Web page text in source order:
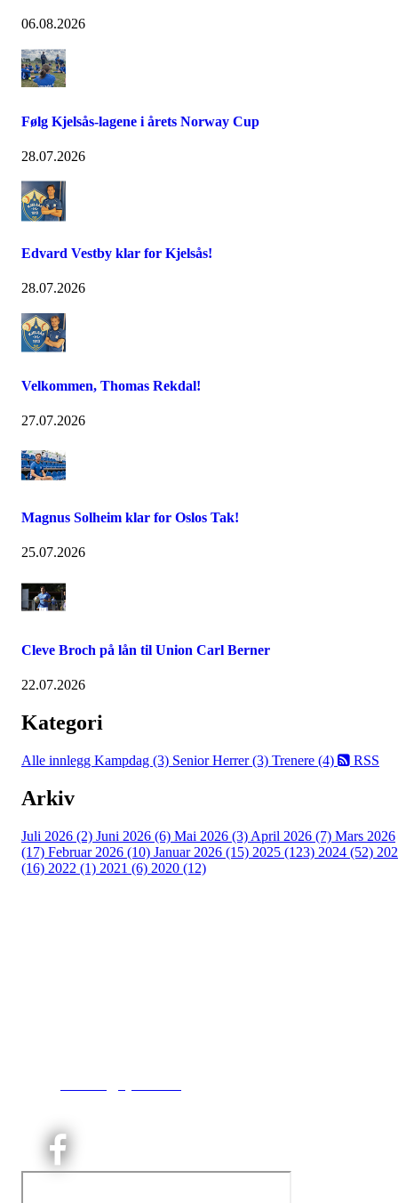
06.08.2026
Følg Kjelsås-lagene i årets Norway Cup
28.07.2026
Edvard Vestby klar for Kjelsås!
28.07.2026
Velkommen, Thomas Rekdal!
27.07.2026
Magnus Solheim klar for Oslos Tak!
25.07.2026
Cleve Broch på lån til Union Carl Berner
22.07.2026
Kategori
Alle innlegg Kampdag (3) Senior Herrer (3) Trenere (4) RSS
Arkiv
Juli 2026 (2) Juni 2026 (6) Mai 2026 (3) April 2026 (7) Mars 2026
(17) Februar 2026 (10) Januar 2026 (15) 2025 (123) 2024 (52)
(16) 2022 (1) 2021 (6) 2020 (12)